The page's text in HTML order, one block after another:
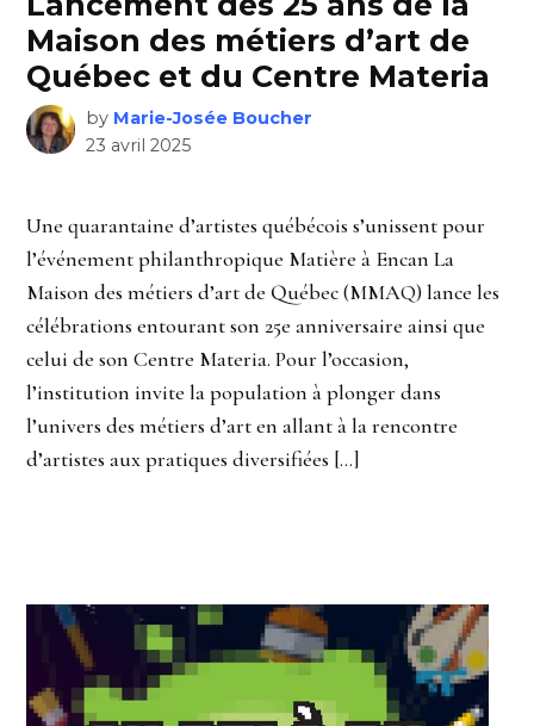
Maison des métiers d’art de
Québec et du Centre Materia
by Marie-Josée Boucher
23 avril 2025
Une quarantaine d’artistes québécois s’unissent pour
l’événement philanthropique Matière à Encan La
Maison des métiers d’art de Québec (MMAQ) lance les
célébrations entourant son 25e anniversaire ainsi que
celui de son Centre Materia. Pour l’occasion,
l’institution invite la population à plonger dans
l’univers des métiers d’art en allant à la rencontre
d’artistes aux pratiques diversifiées […]